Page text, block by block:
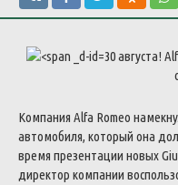
30 августа!
Компания Alfa Romeo
автомобиля, который она
время презентации новых
директор компании